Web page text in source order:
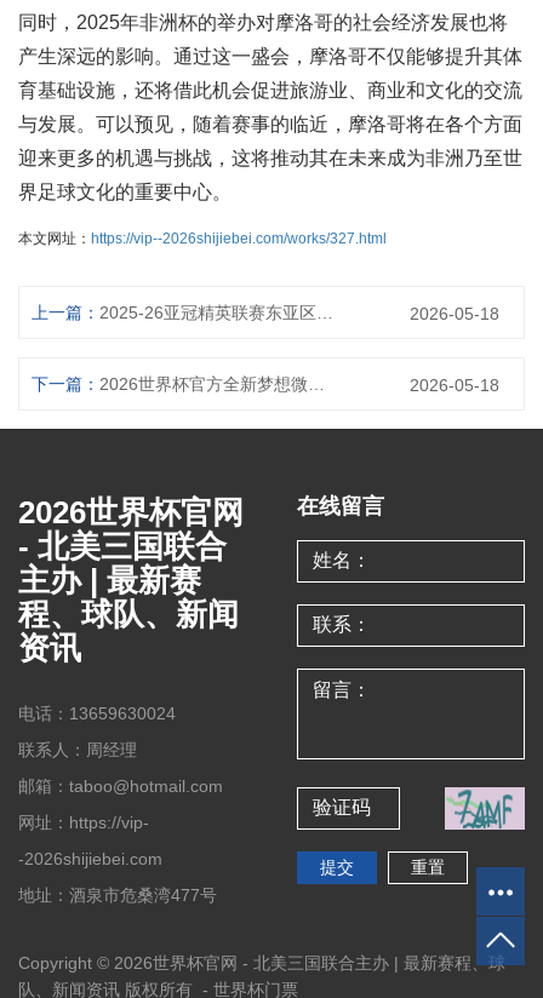
同时，2025年非洲杯的举办对摩洛哥的社会经济发展也将
产生深远的影响。通过这一盛会，摩洛哥不仅能够提升其体
育基础设施，还将借此机会促进旅游业、商业和文化的交流
与发展。可以预见，随着赛事的临近，摩洛哥将在各个方面
迎来更多的机遇与挑战，这将推动其在未来成为非洲乃至世
界足球文化的重要中心。
本文网址： https://vip--2026shijiebei.com/works/327.html
上一篇： 2026-05-18
下一篇： 2026-05-18
2026世界杯官网
- 北美三国联合
主办 | 最新赛
程、球队、新闻
资讯
电话：13659630024
联系人：周经理
邮箱：taboo@hotmail.com
网址：https://vip-
-2026shijiebei.com
地址：酒泉市危桑湾477号
在线留言
Copyright © 2026世界杯官网 - 北美三国联合主办 | 最新赛程、球
队、新闻资讯 版权所有 - 世界杯门票